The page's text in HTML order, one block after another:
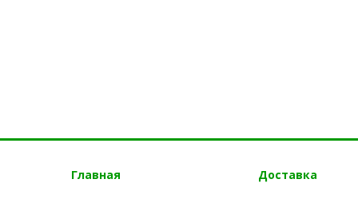
Главная Доставка